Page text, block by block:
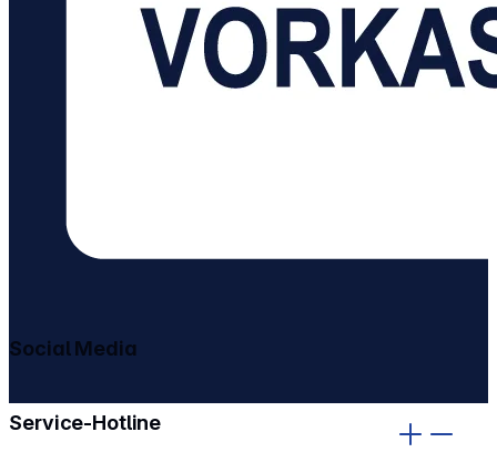
Service-Hotline
Social Media